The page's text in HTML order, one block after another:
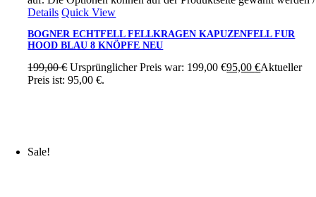
Details Quick View
BOGNER ECHTFELL FELLKRAGEN KAPUZENFELL FUR
HOOD BLAU 8 KNÖPFE NEU
199,00€ Ursprünglicher Preis war: 199,00 €95,00€Aktueller
Preis ist: 95,00 €.
Sale!